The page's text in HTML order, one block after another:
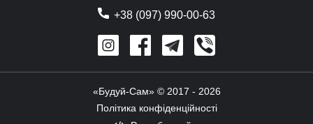
+38 (097) 990-00-63
«Будуй-Сам» © 2017 - 2026
Політика конфіденційності